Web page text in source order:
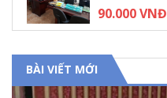
90.000 VNĐ
BÀI VIẾT MỚI